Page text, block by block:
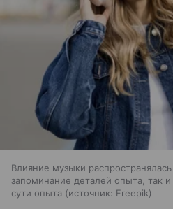
Влияние музыки
запоминание деталей опыта, так
сути опыта
источник: Freepik